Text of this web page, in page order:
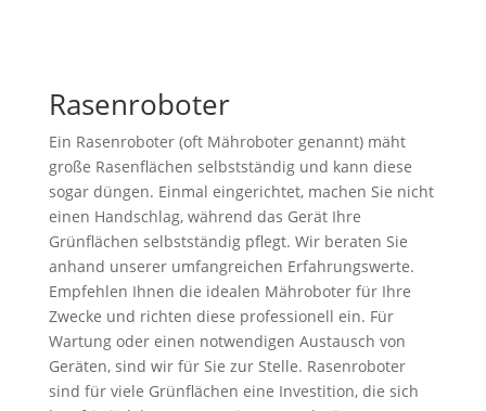
Rasenroboter
Ein Rasenroboter (oft Mähroboter genannt) mäht
große Rasenflächen selbstständig und kann diese
sogar düngen. Einmal eingerichtet, machen Sie nicht
einen Handschlag, während das Gerät Ihre
Grünflächen selbstständig pflegt. Wir beraten Sie
anhand unserer umfangreichen Erfahrungswerte.
Empfehlen Ihnen die idealen Mähroboter für Ihre
Zwecke und richten diese professionell ein. Für
Wartung oder einen notwendigen Austausch von
Geräten, sind wir für Sie zur Stelle. Rasenroboter
sind für viele Grünflächen eine Investition, die sich